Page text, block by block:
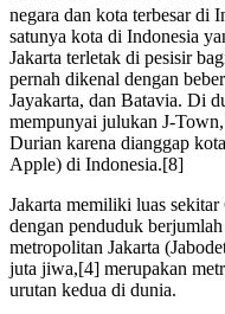
negara dan kota terbesar di
satunya kota di Indonesia
Jakarta terletak di pesisir
pernah dikenal dengan
Jayakarta, dan Batavia. Di
mempunyai julukan J-
Durian karena dianggap
Apple) di Indonesia.[8]
Jakarta memiliki luas
dengan penduduk
metropolitan Jakarta
juta jiwa,[4] merupakan
urutan kedua di dunia.